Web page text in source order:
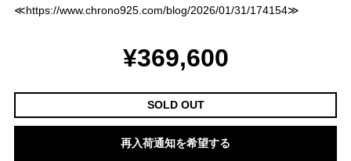
≪https://www.chrono925.com/blog/2026/01/31/174154≫
¥369,600
SOLD OUT
再入荷通知を希望する